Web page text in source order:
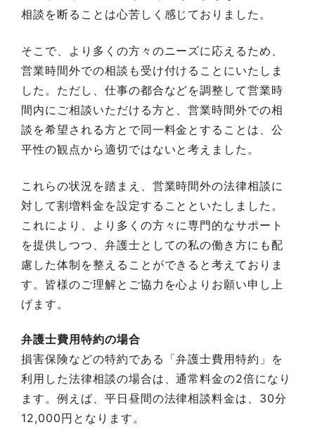
相談を断ることは心苦しく感じておりました。
そこで、より多くの方々のニーズに応えるため、
営業時間外での相談も受け付けることにいたしま
した。ただし、仕事の都合などを調整して営業時
間内にご相談いただける方と、営業時間外での相
談を希望される方とで同一料金とすることは、公
平性の観点から適切ではないと考えました。
これらの状況を踏まえ、営業時間外の法律相談に
対して割増料金を設定することといたしました。
これにより、より多くの方々に専門的なサポート
を提供しつつ、弁護士としての私の働き方にも配
慮した体制を整えることができると考えておりま
す。皆様のご理解とご協力を心よりお願い申し上
げます。
弁護士費用特約の場合
損害保険などの特約である「弁護士費用特約」を
利用した法律相談の場合は、通常料金の2倍になり
ます。例えば、平日昼間の法律相談料金は、30分
12,000円となります。